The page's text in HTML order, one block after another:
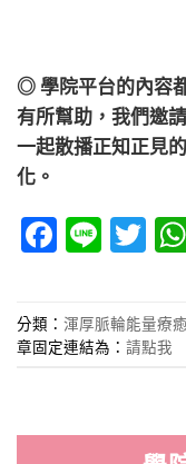
◎ 學院平台的內容
有所幫助，我們邀
一起散播正知正見
化。
Line
分類： 渾厚脈輪能量療
章固定連結為： 請點我